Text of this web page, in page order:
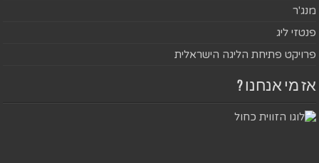
מנג'ר
פנטזי ליג
פרויקט פתיחת הליגה הישראלית
אז מי אנחנו ?